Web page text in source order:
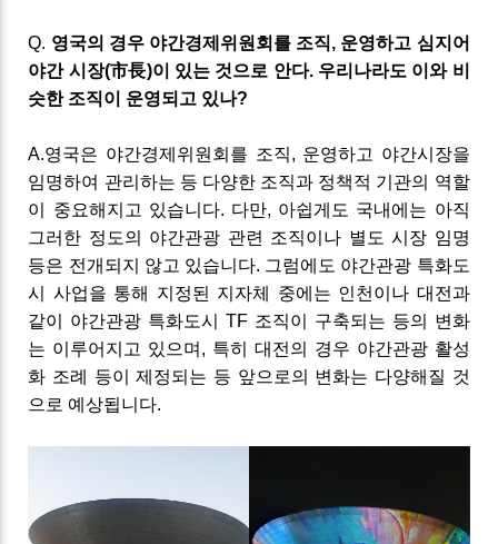
Q. 영국의 경우 야간경제위원회를 조직, 운영하고 심지어
야간 시장(市長)이 있는 것으로 안다. 우리나라도 이와 비
슷한 조직이 운영되고 있나?
A.영국은 야간경제위원회를 조직, 운영하고 야간시장을
임명하여 관리하는 등 다양한 조직과 정책적 기관의 역할
이 중요해지고 있습니다. 다만, 아쉽게도 국내에는 아직
그러한 정도의 야간관광 관련 조직이나 별도 시장 임명
등은 전개되지 않고 있습니다. 그럼에도 야간관광 특화도
시 사업을 통해 지정된 지자체 중에는 인천이나 대전과
같이 야간관광 특화도시
TF 조직이 구축되는 등의 변화
는 이루어지고 있으며 , 특히 대전의 경우 야간관광 활성
화 조례 등이 제정되는 등 앞으로의 변화는 다양해질 것
으로 예상됩니다.